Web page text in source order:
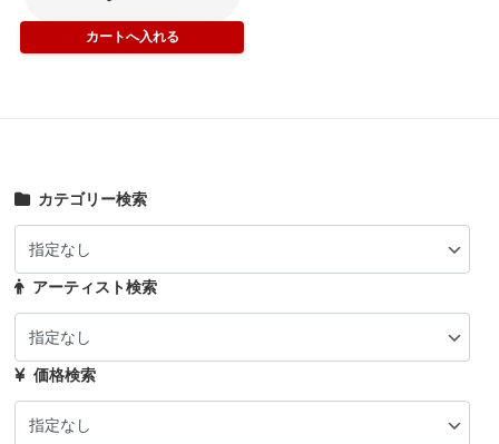
カテゴリー検索
アーティスト検索
価格検索